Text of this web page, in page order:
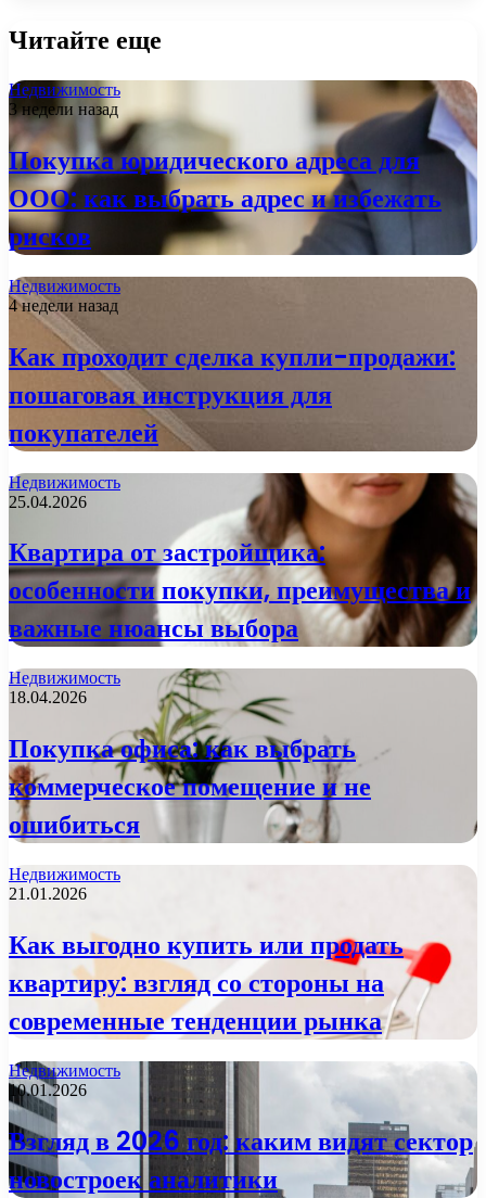
Читайте еще
Недвижимость
3 недели назад
Покупка юридического адреса для
ООО: как выбрать адрес и избежать
рисков
Недвижимость
4 недели назад
Как проходит сделка купли-продажи:
пошаговая инструкция для
покупателей
Недвижимость
25.04.2026
Квартира от застройщика:
особенности покупки, преимущества и
важные нюансы выбора
Недвижимость
18.04.2026
Покупка офиса: как выбрать
коммерческое помещение и не
ошибиться
Недвижимость
21.01.2026
Как выгодно купить или продать
квартиру: взгляд со стороны на
современные тенденции рынка
Недвижимость
10.01.2026
Взгляд в 2026 год: каким видят сектор
новостроек аналитики